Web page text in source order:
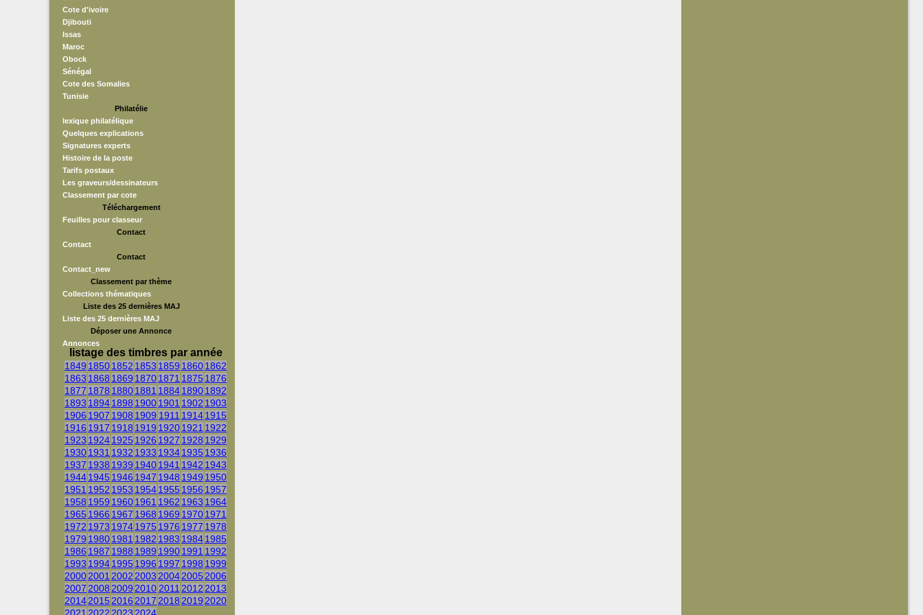
Cote d'ivoire
Djibouti
Issas
Maroc
Obock
Sénégal
Cote des Somalies
Tunisie
Philatélie
lexique philatélique
Quelques explications
Signatures experts
Histoire de la poste
Tarifs postaux
Les graveurs/dessinateurs
Classement par cote
Téléchargement
Feuilles pour classeur
Contact
Contact
Contact
Contact_new
Classement par thème
Collections thématiques
Liste des 25 dernières MAJ
Liste des 25 dernières MAJ
Déposer une Annonce
Annonces
listage des timbres par année
1849 18501852 1853 1859 18601862
1863 1868 1869 18701871 1875 1876
1877 1878 18801881 188418901892
1893 18941898 19001901 1902 1903
1906 1907 1908 1909 1911 19141915
1916 1917 1918 1919 19201921 1922
1923 19241925 1926 1927 1928 1929
19301931 1932 1933 19341935 1936
1937 1938 1939 19401941 1942 1943
19441945 1946 1947 1948 1949 1950
1951 1952 1953 19541955 1956 1957
1958 1959 19601961 1962 1963 1964
1965 1966 1967 1968 1969 19701971
1972 1973 19741975 1976 1977 1978
1979 19801981 1982 1983 19841985
1986 1987 1988 1989 19901991 1992
1993 19941995 1996 1997 1998 1999
20002001 2002 2003 20042005 2006
2007 2008 2009 2010 2011 2012 2013
20142015 2016 2017 2018 2019 2020